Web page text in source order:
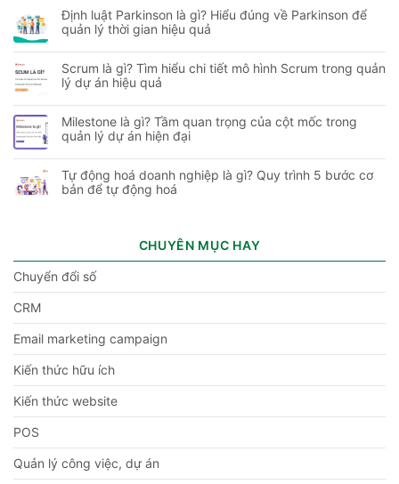
Định luật Parkinson là gì? Hiểu đúng về Parkinson để
quản lý thời gian hiệu quả
Scrum là gì? Tìm hiểu chi tiết mô hình Scrum trong quản
lý dự án hiệu quả
Milestone là gì? Tầm quan trọng của cột mốc trong
quản lý dự án hiện đại
Tự động hoá doanh nghiệp là gì? Quy trình 5 bước cơ
bản để tự động hoá
CHUYÊN MỤC HAY
Chuyển đổi số
CRM
Email marketing campaign
Kiến thức hữu ích
Kiến thức website
POS
Quản lý công việc, dự án